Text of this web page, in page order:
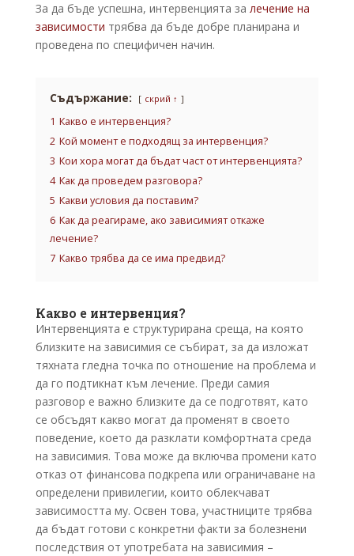
За да бъде успешна, интервенцията за лечение на
зависимости трябва да бъде добре планирана и
проведена по специфичен начин.
Съдържание: скрий ↑
1 Какво е интервенция?
2 Кой момент е подходящ за интервенция?
3 Кои хора могат да бъдат част от интервенцията?
4 Как да проведем разговора?
5 Какви условия да поставим?
6 Как да реагираме, ако зависимият откаже
лечение?
7 Какво трябва да се има предвид?
Какво е интервенция?
Интервенцията е структурирана среща, на която
близките на зависимия се събират, за да изложат
тяхната гледна точка по отношение на проблема и
да го подтикнат към лечение. Преди самия
разговор е важно близките да се подготвят, като
се обсъдят какво могат да променят в своето
поведение, което да разклати комфортната среда
на зависимия. Това може да включва промени като
отказ от финансова подкрепа или ограничаване на
определени привилегии, които облекчават
зависимостта му. Освен това, участниците трябва
да бъдат готови с конкретни факти за болезнени
последствия от употребата на зависимия –